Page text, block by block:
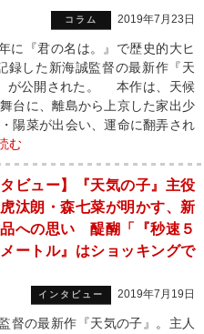
コラム 2019年7月23日
に『君の名は。』で歴史的大ヒ
録した新海誠監督の最新作『天
が公開された。 本作は、天候
台に、離島から上京した家出少
陽菜が出会い、運命に翻弄され
む
タビュー】『天気の子』主役
汰朗・森七菜が明かす、新
への思い 醍醐「『秒速５
ートル』はショッキングで
インタビュー 2019年7月19日
督の最新作『天気の子』。主人